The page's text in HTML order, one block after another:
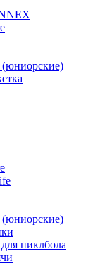
(юниорские)
(юниорские)
пиклбола